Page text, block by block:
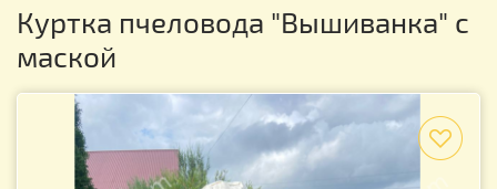
Куртка пчеловода "Вышиванка" с
маской